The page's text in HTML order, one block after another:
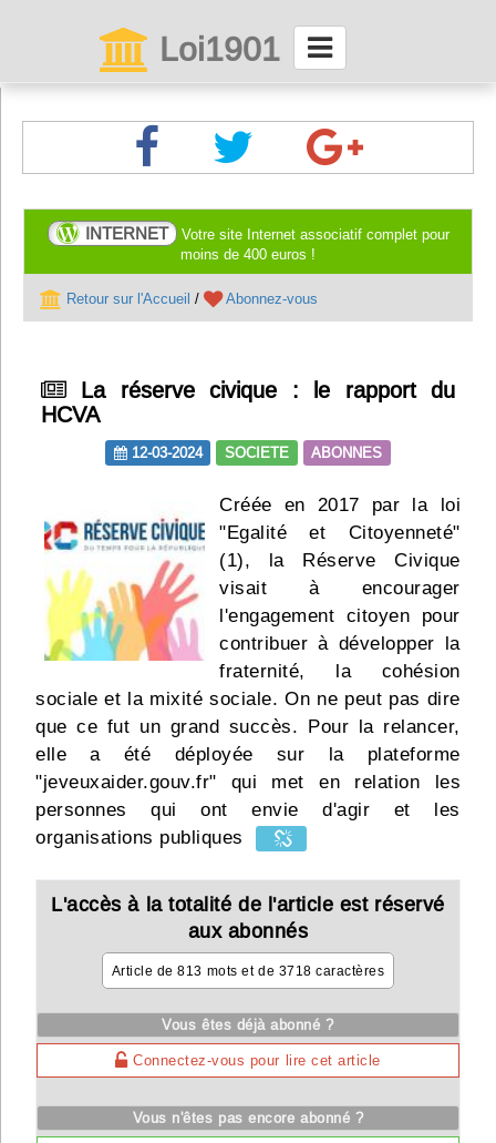
Loi1901
Abonnez-vous à LettrAsso
Menu général
ServiceAsso
Partager
VieAsso
Infos
Divers
Abo Lettrasso
Désabo Lettrasso
Nous contacter
INTERNET Votre site Internet associatif complet pour
moins de 400 euros !
Retour sur l'Accueil / Abonnez-vous
La réserve civique : le rapport du
HCVA
12-03-2024 SOCIETE ABONNES
Créée en 2017 par la loi
"Egalité et Citoyenneté"
(1), la Réserve Civique
visait à encourager
l'engagement citoyen pour
contribuer à développer la
fraternité, la cohésion
sociale et la mixité sociale. On ne peut pas dire
que ce fut un grand succès. Pour la relancer,
elle a été déployée sur la plateforme
"jeveuxaider.gouv.fr" qui met en relation les
personnes qui ont envie d'agir et les
organisations publiques
L'accès à la totalité de l'article est réservé
aux abonnés
Article de 813 mots et de 3718 caractères
Vous êtes déjà abonné ?
Connectez-vous pour lire cet article
Vous n'êtes pas encore abonné ?